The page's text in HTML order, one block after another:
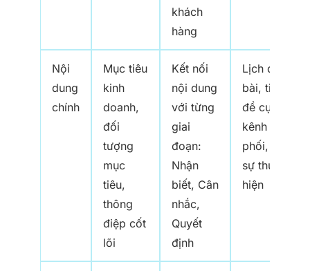
khách
hàng
Nội
dung
chính
Mục tiêu
kinh
doanh,
đối
tượng
mục
tiêu,
thông
điệp cốt
lõi
Kết nối
nội dung
với từng
giai
đoạn:
Nhận
biết, Cân
nhắc,
Quyết
định
Lịch đăng
bài, tiêu
đề cụ thể,
kênh phân
phối, nhân
sự thực
hiện